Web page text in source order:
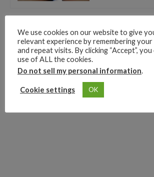
lunes 18, tras el partido inaugural entre
pista central.
We use cookies on our website to give
relevant experience by remembering
and repeat visits. By clicking “Accept”,
use of ALL the cookies.
Do not sell my personal information.
Cookie settings OK